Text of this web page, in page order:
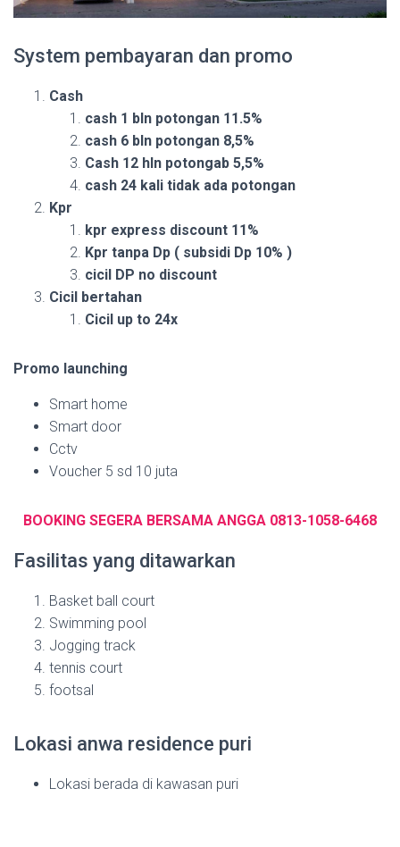
System pembayaran dan promo
Cash
cash 1 bln potongan 11.5%
cash 6 bln potongan 8,5%
Cash 12 hln potongab 5,5%
cash 24 kali tidak ada potongan
Kpr
kpr express discount 11%
Kpr tanpa Dp ( subsidi Dp 10% )
cicil DP no discount
Cicil bertahan
Cicil up to 24x
Promo launching
Smart home
Smart door
Cctv
Voucher 5 sd 10 juta
BOOKING SEGERA BERSAMA ANGGA 0813-1058-6468
Fasilitas yang ditawarkan
Basket ball court
Swimming pool
Jogging track
tennis court
footsal
Lokasi anwa residence puri
Lokasi berada di kawasan puri